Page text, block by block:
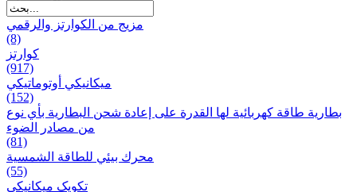
مزيج من الكوارتز والرقمي
(8)
كوارتز
(917)
ميكانيكي أوتوماتيكي
(152)
بطارية طاقة كهربائية لها القدرة على إعادة شحن البطارية بأي نوع
من مصادر الضوء
(81)
محرك بيئي للطاقة الشمسية
(55)
تکویک ميكانيكي